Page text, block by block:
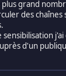
grand
des
d'un